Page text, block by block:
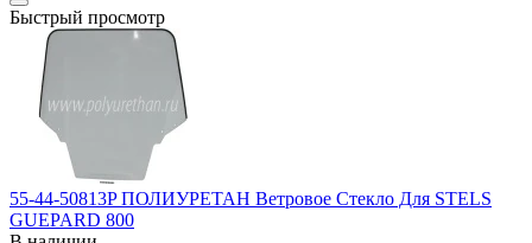
Быстрый просмотр
55-44-50813P ПОЛИУРЕТАН Ветровое Стекло Для STELS
GUEPARD 800